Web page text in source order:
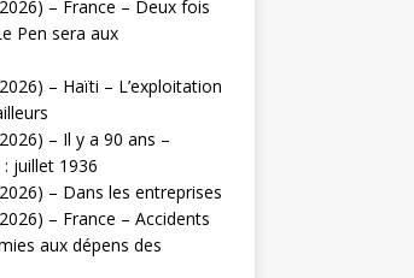
– France – Deux fois
Pen sera aux
– Haïti – L’exploitation
– Il y a 90 ans –
juillet 1936
– Dans les entreprises
– France – Accidents
aux dépens des